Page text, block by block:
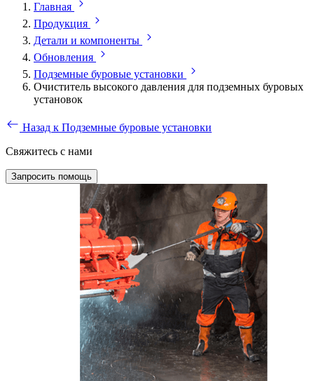
Главная
Продукция
Детали и компоненты
Обновления
Подземные буровые установки
Очиститель высокого давления для подземных буровых
установок
Назад к Подземные буровые установки
Свяжитесь с нами
Запросить помощь